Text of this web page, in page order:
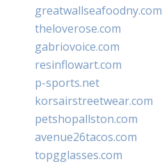
greatwallseafoodny.com
theloverose.com
gabriovoice.com
resinflowart.com
p-sports.net
korsairstreetwear.com
petshopallston.com
avenue26tacos.com
topgglasses.com